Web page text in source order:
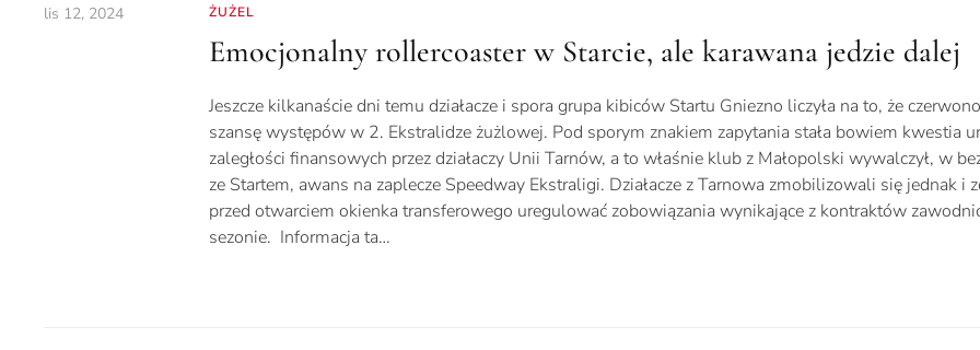
lis 12, 2024 ŻUŻEL
Emocjonalny rollercoaster w Starcie, ale karawana jedzie dalej
Jeszcze kilkanaście dni temu działacze i spora grupa kibiców Startu Gniezno liczyła na to, że
szansę występów w 2. Ekstralidze żużlowej. Pod sporym znakiem zapytania stała bowiem kwestia
zaległości finansowych przez działaczy Unii Tarnów, a to właśnie klub z Małopolski wywalczył, w
ze Startem, awans na zaplecze Speedway Ekstraligi. Działacze z Tarnowa zmobilizowali się jednak i
przed otwarciem okienka transferowego uregulować zobowiązania wynikające z kontraktów
sezonie. Informacja ta…